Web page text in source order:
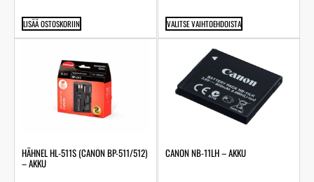
LISÄÄ OSTOSKORIIN VALITSE VAIHTOEHDOISTA
HÄHNEL HL-511S (CANON BP-511/512)
– AKKU
CANON NB-11LH – AKKU